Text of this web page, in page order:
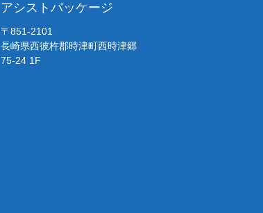
アシストパッケージ
〒851-2101
長崎県西彼杵郡時津町西時津郷
75-24 1F